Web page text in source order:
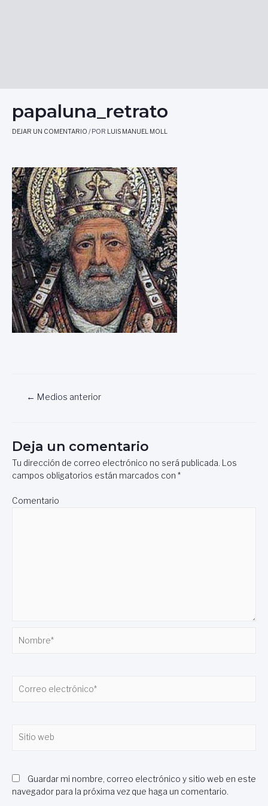
papaluna_retrato
DEJAR UN COMENTARIO / POR LUIS MANUEL MOLL
Navegación
← Medios anterior
Deja un comentario
Tu dirección de correo electrónico no será publicada. Los
campos obligatorios están marcados con *
Comentario
electrónico*
web
Guardar mi nombre, correo electrónico y sitio web en este
navegador para la próxima vez que haga un comentario.